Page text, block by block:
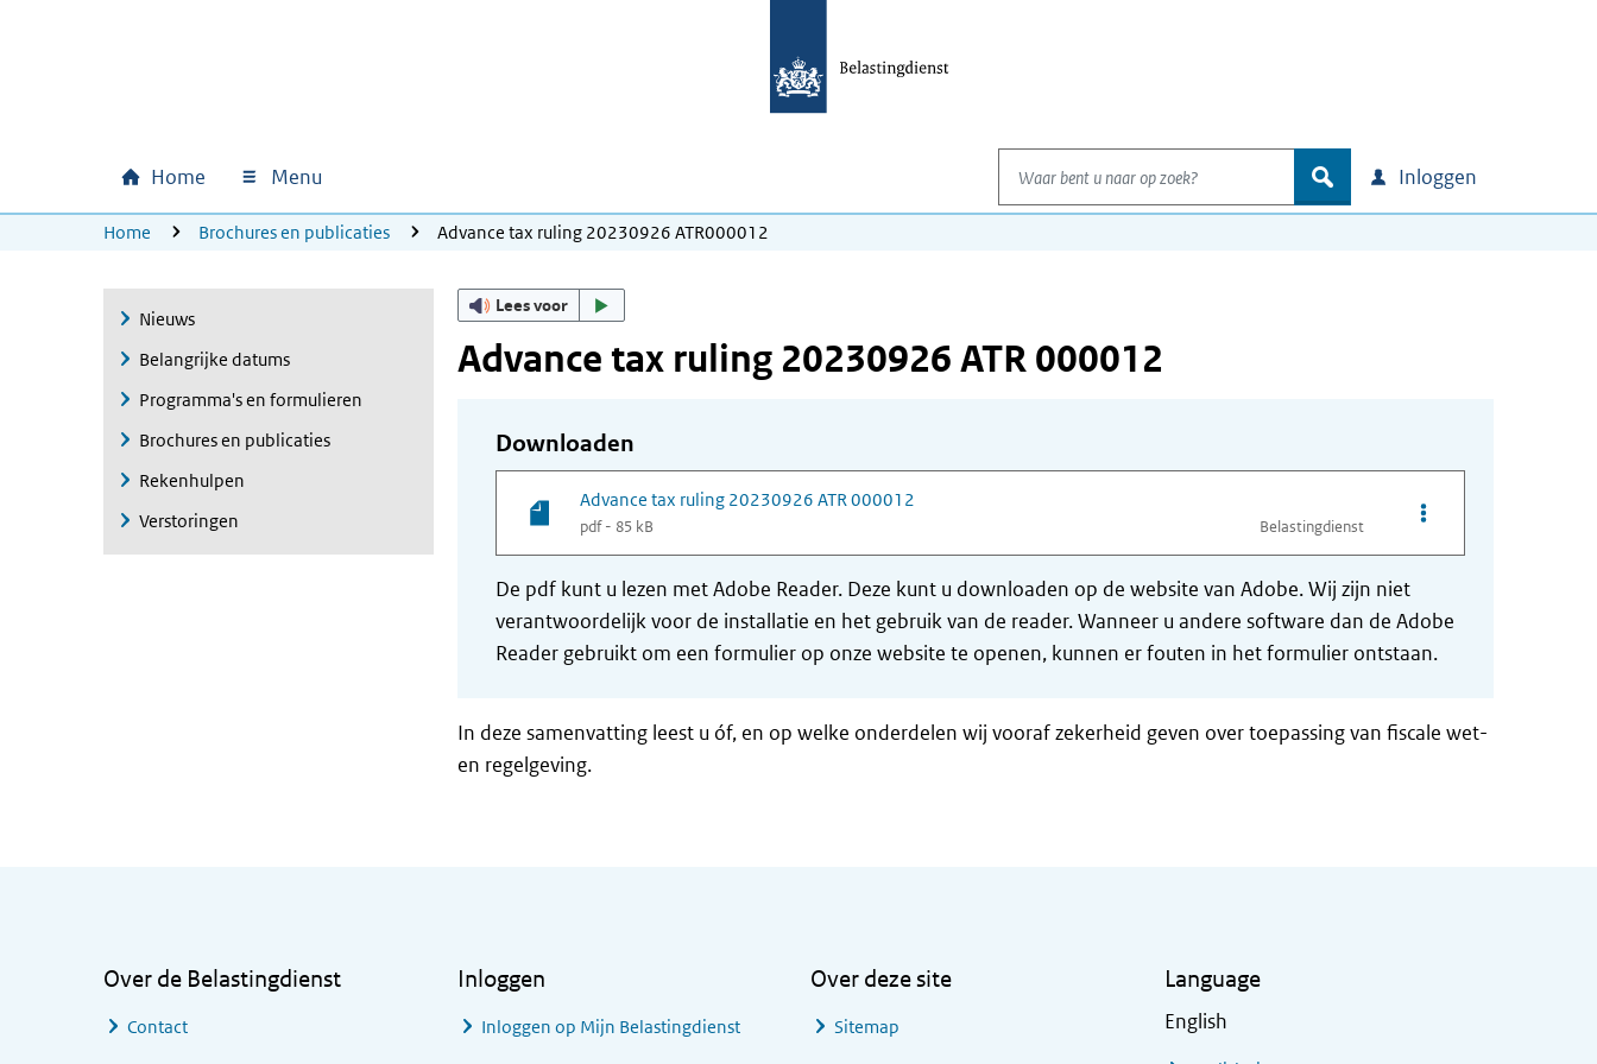
Hoofdnavigatie
Home Menu
Waar bent u naar op zoek?
zoek Inloggen
U bevindt zich hier:
Home Brochures en publicaties Advance tax ruling 20230926 ATR000012
Nieuws
Belangrijke datums
Programma's en formulieren
Brochures en publicaties
Rekenhulpen
Verstoringen
Lees voor
Advance tax ruling 20230926 ATR 000012
Downloaden
Advance tax ruling 20230926 ATR 000012
pdf - 85 kB Belastingdienst
Opties van bestand
De pdf kunt u lezen met Adobe Reader. Deze kunt u downloaden op de website van Adobe. Wij zijn niet
verantwoordelijk voor de installatie en het gebruik van de reader. Wanneer u andere software dan de Adobe
Reader gebruikt om een formulier op onze website te openen, kunnen er fouten in het formulier ontstaan.
In deze samenvatting leest u óf, en op welke onderdelen wij vooraf zekerheid geven over toepassing van fiscale wet-
en regelgeving.
Over de Belastingdienst
Contact
Inloggen
Inloggen op Mijn Belastingdienst
Over deze site
Sitemap
Language
English